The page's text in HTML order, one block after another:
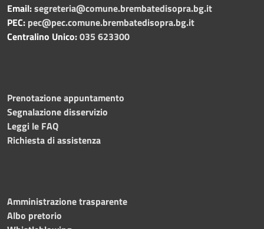
Email:segreteria@comune.brembatedisopra.bg.it
PEC: pec@pec.comune.brembatedisopra.bg.it
Centralino Unico:035 623300
Prenotazione appuntamento
Segnalazione disservizio
Leggi le FAQ
Richiesta di assistenza
Amministrazione trasparente
Albo pretorio